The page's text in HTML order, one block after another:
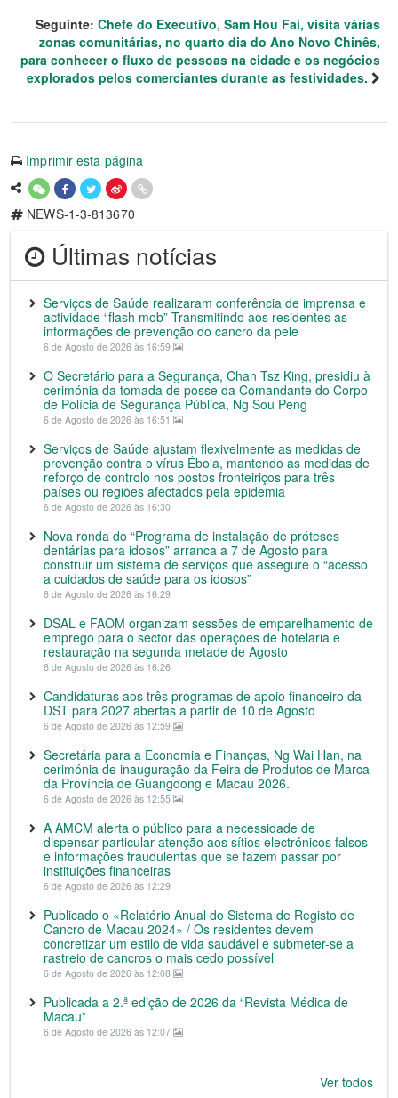
Seguinte: Chefe do Executivo, Sam Hou Fai, visita várias
zonas comunitárias, no quarto dia do Ano Novo Chinês,
para conhecer o fluxo de pessoas na cidade e os negócios
explorados pelos comerciantes durante as festividades.
Imprimir esta página
NEWS-1-3-813670
Últimas notícias
Serviços de Saúde realizaram conferência de imprensa e
actividade “flash mob” Transmitindo aos residentes as
informações de prevenção do cancro da pele
6 de Agosto de 2026 às 16:59
O Secretário para a Segurança, Chan Tsz King, presidiu à
cerimónia da tomada de posse da Comandante do Corpo
de Polícia de Segurança Pública, Ng Sou Peng
6 de Agosto de 2026 às 16:51
Serviços de Saúde ajustam flexivelmente as medidas de
prevenção contra o vírus Ébola, mantendo as medidas de
reforço de controlo nos postos fronteiriços para três
países ou regiões afectados pela epidemia
6 de Agosto de 2026 às 16:30
Nova ronda do “Programa de instalação de próteses
dentárias para idosos” arranca a 7 de Agosto para
construir um sistema de serviços que assegure o “acesso
a cuidados de saúde para os idosos”
6 de Agosto de 2026 às 16:29
DSAL e FAOM organizam sessões de emparelhamento de
emprego para o sector das operações de hotelaria e
restauração na segunda metade de Agosto
6 de Agosto de 2026 às 16:26
Candidaturas aos três programas de apoio financeiro da
DST para 2027 abertas a partir de 10 de Agosto
6 de Agosto de 2026 às 12:59
Secretária para a Economia e Finanças, Ng Wai Han, na
cerimónia de inauguração da Feira de Produtos de Marca
da Província de Guangdong e Macau 2026.
6 de Agosto de 2026 às 12:55
A AMCM alerta o público para a necessidade de
dispensar particular atenção aos sítios electrónicos falsos
e informações fraudulentas que se fazem passar por
instituições financeiras
6 de Agosto de 2026 às 12:29
Publicado o «Relatório Anual do Sistema de Registo de
Cancro de Macau 2024» / Os residentes devem
concretizar um estilo de vida saudável e submeter-se a
rastreio de cancros o mais cedo possível
6 de Agosto de 2026 às 12:08
Publicada a 2.ª edição de 2026 da “Revista Médica de
Macau”
6 de Agosto de 2026 às 12:07
Ver todos